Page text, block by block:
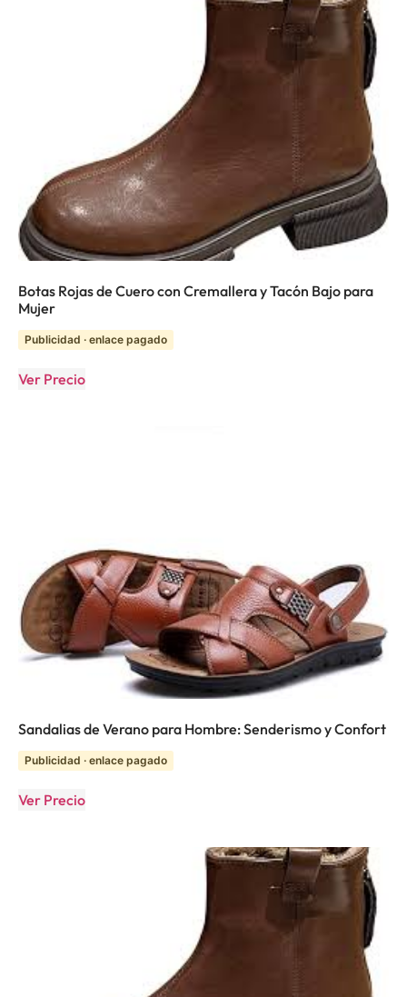
Botas Rojas de Cuero con Cremallera y Tacón Bajo para
Mujer
Publicidad · enlace pagado
Ver Precio
Sandalias de Verano para Hombre: Senderismo y Confort
Publicidad · enlace pagado
Ver Precio